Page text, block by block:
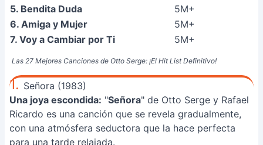
Las 27 Mejores Canciones de Otto Serge: ¡El Hit List Definitivo!
5. Bendita Duda
5M+
6. Amiga y Mujer
5M+
7. Voy a Cambiar por Ti
5M+
1. Señora (1983)
Una joya escondida: "Señora" de Otto Serge y Rafael
Ricardo es una canción que se revela gradualmente,
con una atmósfera seductora que la hace perfecta
para una tarde relajada.